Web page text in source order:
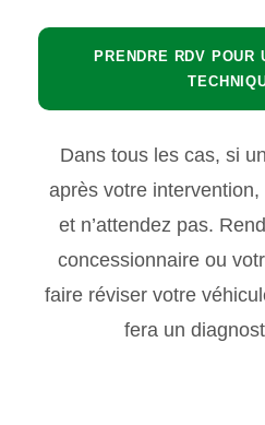
PRENDRE RDV POUR
Dans tous les cas, si
après votre
et n’attendez pas.
concessionnaire ou
faire réviser votre
fera un